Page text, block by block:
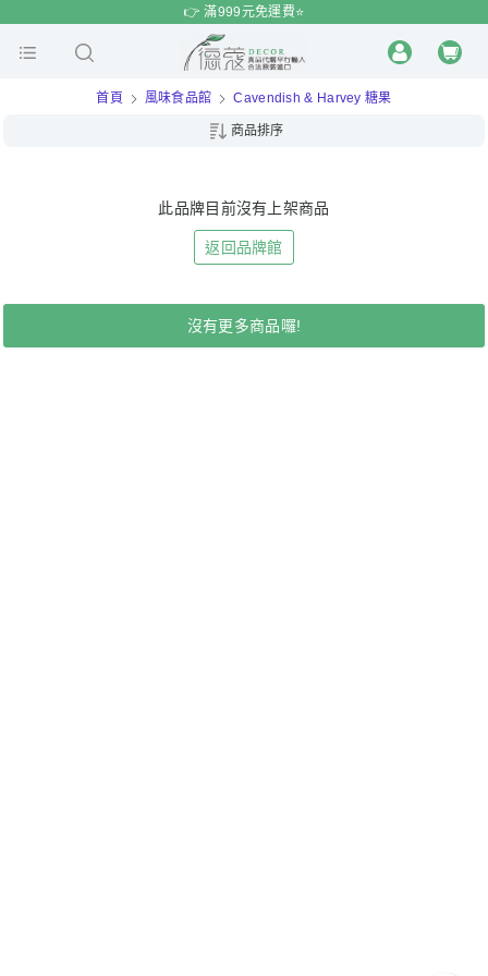
$
$
時 特賣
👉 滿999元免運費⭐️
首頁 風味食品館 Cavendish & Harvey 糖果
商品排序
此品牌目前沒有上架商品
返回品牌館
沒有更多商品囉!